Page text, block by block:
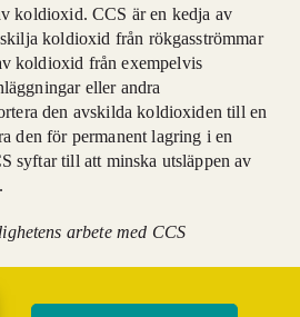
koldioxid. CCS är en kedja av
koldioxid från rökgasströmmar
koldioxid från exempelvis
eller andra
den avskilda koldioxiden till en
den för permanent lagring i en
syftar till att minska utsläppen av
arbete med CCS